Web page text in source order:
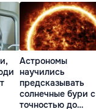
Астрономы
научились
предсказывать
солнечные бури с
точностью до